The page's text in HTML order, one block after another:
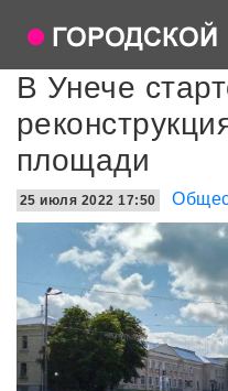
В Унече
площади
25 июля 2022 17:50